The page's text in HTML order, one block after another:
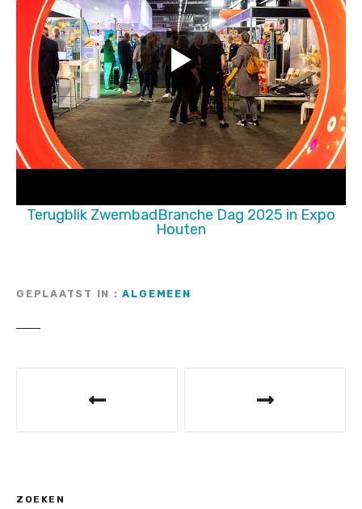
Terugblik ZwembadBranche Dag 2025 in Expo
Houten
GEPLAATST IN ALGEMEEN
c
ZOEKEN